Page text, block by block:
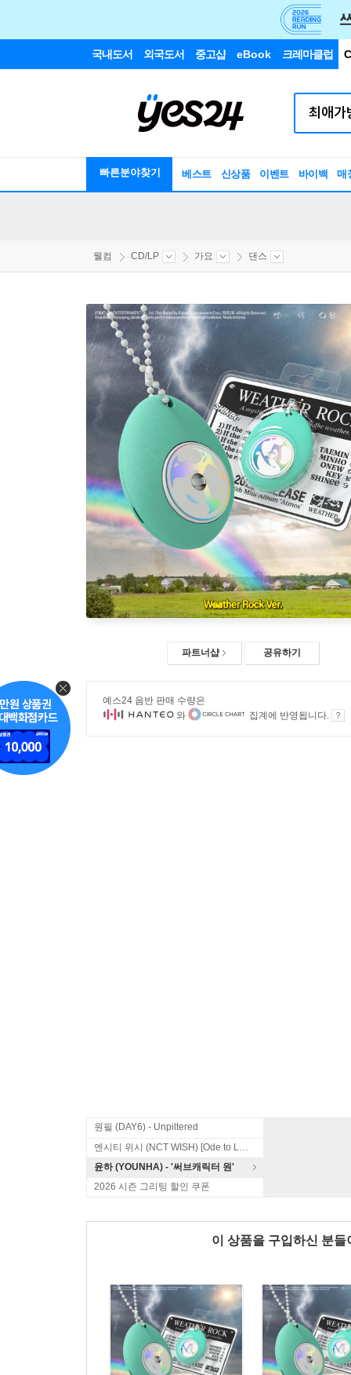
국내도서 외국도서 중고샵 eBook 크레마클럽
빠른분야찾기 베스트 신상품 이벤트 바이백 매
웰컴 CD/LP 가요 댄스
파트너샵 공유하기
예스24 음반 판매 수량은
와
집계에 반영됩니다.
원필 (DAY6) - Unpiltered
엔시티 위시 (NCT WISH) [Ode to Love]
윤하 (YOUNHA) - '써브캐릭터 원'
2026 시즌 그리팅 할인 쿠폰
이 상품을 구입하신 분